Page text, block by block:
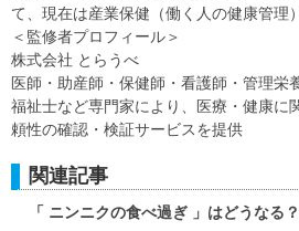
て、現在は産業保健（働く人の健康管理
＜監修者プロフィール＞
株式会社 とらうべ
医師・助産師・保健師・看護師・管理栄
福祉士など専門家により、医療・健康に
頼性の確認・検証サービスを提供
関連記事
「 ニンニクの食べ過ぎ 」はどうなる？